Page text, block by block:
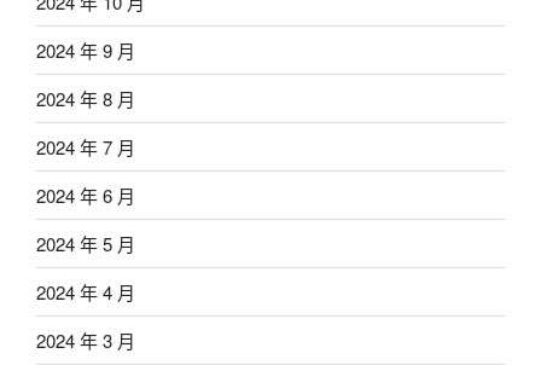
2024 年 9 月
2024 年 8 月
2024 年 7 月
2024 年 6 月
2024 年 5 月
2024 年 4 月
2024 年 3 月